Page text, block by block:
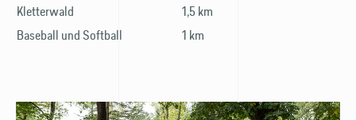
Kletterwald
1,5 km
Baseball und Softball
1 km